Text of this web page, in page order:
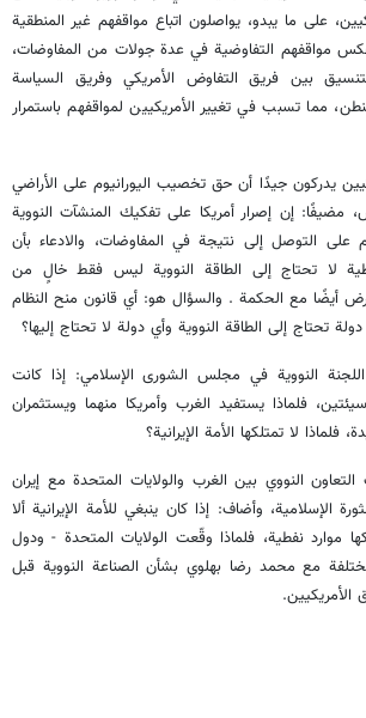
على ما يبدو، يواصلون اتباع مواقفهم غير المنطقية
مواقفهم التفاوضية في عدة جولات من المفاوضات،
بين فريق التفاوض الأمريكي وفريق السياسة
مما تسبب في تغيير الأمريكيين لمواقفهم باستمرار
يدركون جيدًا أن حق تخصيب اليورانيوم على الأراضي
مضيفًا: إن إصرار أمريكا على تفكيك المنشآت النووية
على التوصل إلى نتيجة في المفاوضات، والادعاء بأن
لا تحتاج إلى الطاقة النووية ليس فقط خالٍ من
أيضًا مع الحكمة . والسؤال هو: أي قانون منح النظام
تحتاج إلى الطاقة النووية وأي دولة لا تحتاج إليها؟
النووية في مجلس الشورى الإسلامي: إذا كانت
فلماذا يستفيد الغرب وأمريكا منهما ويستثمران
فلماذا لا تمتلكها الأمة الإيرانية؟
التعاون النووي بين الغرب والولايات المتحدة مع إيران
الإسلامية، وأضاف: إذا كان ينبغي للأمة الإيرانية ألا
موارد نفطية، فلماذا وقّعت الولايات المتحدة - ودول
مع محمد رضا بهلوي بشأن الصناعة النووية قبل
الأمريكيين.